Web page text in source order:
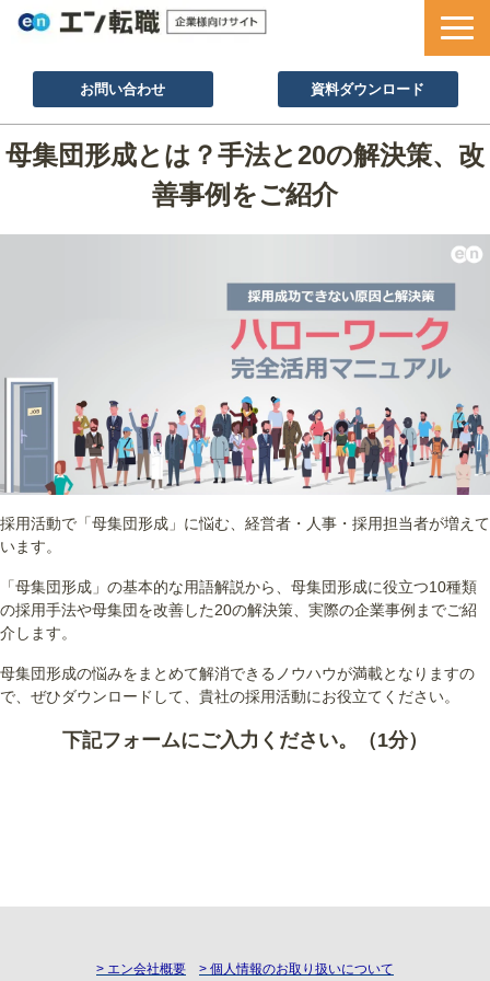
お問い合わせ 資料ダウンロード
サービス一覧
採用ノウハウ
お役立ち資料
母集団形成とは？手法と20の解決策、改
善事例をご紹介
採用活動で「母集団形成」に悩む、経営者・人事・採用担当者が増えて
います。
「母集団形成」の基本的な用語解説から、母集団形成に役立つ10種類
の採用手法や母集団を改善した20の解決策、実際の企業事例までご紹
介します。
母集団形成の悩みをまとめて解消できるノウハウが満載となりますの
で、ぜひダウンロードして、貴社の採用活動にお役立てください。
下記フォームにご入力ください。（1分）
> エン会社概要 > 個人情報のお取り扱いについて